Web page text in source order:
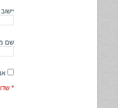
יישוב
שם
*